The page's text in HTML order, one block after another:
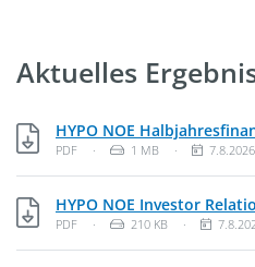
Aktuelles
HYPO NOE
Dateityp: PDF-Dokument
PDF · Dateigröße:
1 MB · 7.8.2026
HYPO NOE Investor
Dateityp: PDF-Dokument
PDF · Dateigröße:
210 KB ·